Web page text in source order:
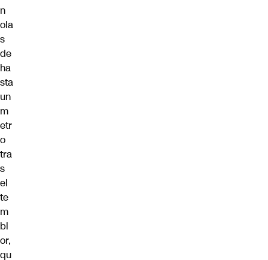
n
ola
s
de
ha
sta
un
m
etr
o
tra
s
el
te
m
bl
or,
qu